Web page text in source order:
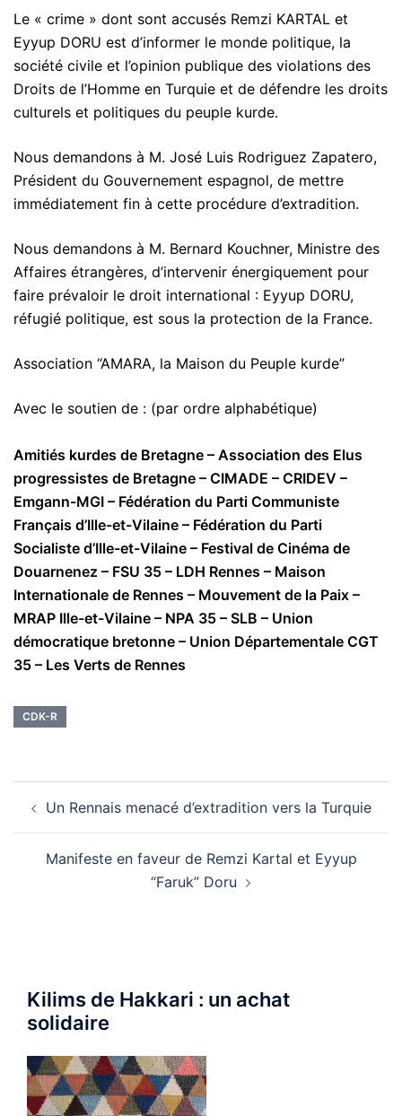
Le « crime » dont sont accusés Remzi KARTAL et
Eyyup DORU est d’informer le monde politique, la
société civile et l’opinion publique des violations des
Droits de l’Homme en Turquie et de défendre les droits
culturels et politiques du peuple kurde.
Nous demandons à M. José Luis Rodriguez Zapatero,
Président du Gouvernement espagnol, de mettre
immédiatement fin à cette procédure d’extradition.
Nous demandons à M. Bernard Kouchner, Ministre des
Affaires étrangères, d’intervenir énergiquement pour
faire prévaloir le droit international : Eyyup DORU,
réfugié politique, est sous la protection de la France.
Association “AMARA, la Maison du Peuple kurde”
Avec le soutien de : (par ordre alphabétique)
Amitiés kurdes de Bretagne – Association des Elus
progressistes de Bretagne – CIMADE – CRIDEV –
Emgann-MGI – Fédération du Parti Communiste
Français d’Ille-et-Vilaine – Fédération du Parti
Socialiste d’Ille-et-Vilaine – Festival de Cinéma de
Douarnenez – FSU 35 – LDH Rennes – Maison
Internationale de Rennes – Mouvement de la Paix –
MRAP Ille-et-Vilaine – NPA 35 – SLB – Union
démocratique bretonne – Union Départementale CGT
35 – Les Verts de Rennes
CDK-R
d’article
Un Rennais menacé d’extradition vers la Turquie
Manifeste en faveur de Remzi Kartal et Eyyup
“Faruk” Doru
Kilims de Hakkari : un achat
solidaire